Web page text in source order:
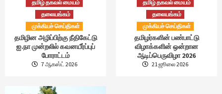
தமிழ் தகவல் மையம்
தலையங்கம்
முக்கியச் செய்திகள்
தமிழின அழிப்பிற்கு நீதிகேட்டு
ஐ.நா முன்றலில் கவனயீர்ப்புப்
போராட்டம்
7 ஆகஸ்ட் 2026
தமிழ் தகவல் மையம்
தலையங்கம்
முக்கியச் செய்திகள்
தமிழர்களின் பண்பாட்டு
விழாக்களின் ஒன்றான
ஆடிப்பெருவிழா 2026
21 ஜூலை 2026